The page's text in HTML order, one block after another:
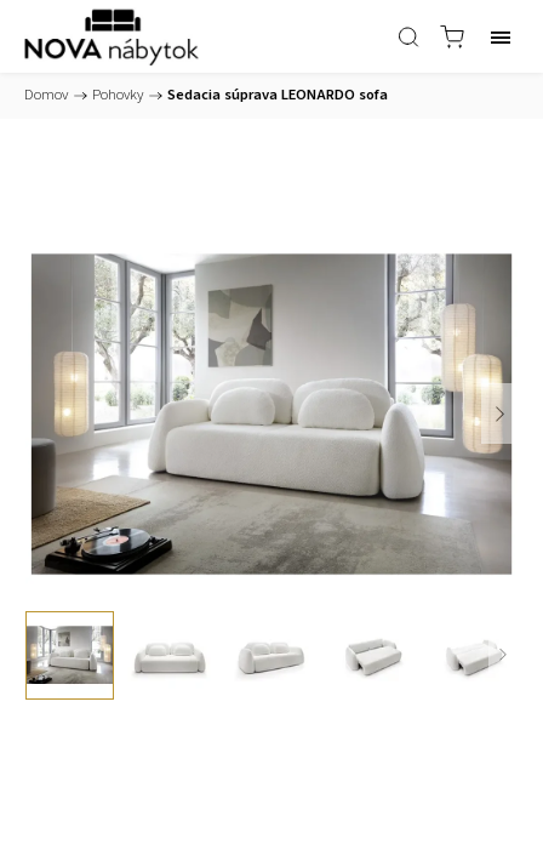
Domov / Pohovky / Sedacia súprava LEONARDO sofa